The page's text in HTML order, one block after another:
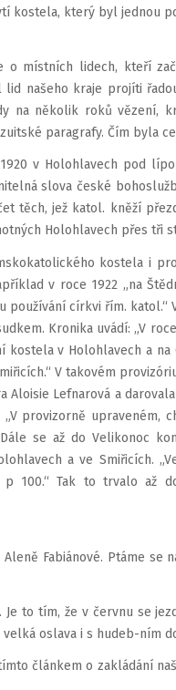
kostela, který byl jednou
o místních lidech, kteří
lid našeho kraje projíti
na několik roků vězení,
paragrafy. Čím byla
v Holohlavech pod
slova české
těch, jež katol. kněží
Holohlavech přes tři
kostela i
v roce 1922 „na
používání církvi řím.
Kronika uvádí: „V
kostela v Holohlavech a
V takovém
Aloisie Lefnarová a
provizorně upraveném,
se až do Velikonoc
a ve Smiřicích.
p 100.“ Tak to trvalo až
Fabiánové. Ptáme se
Je to tím, že v červnu se
oslava i s hudeb-ním
článkem o zakládání